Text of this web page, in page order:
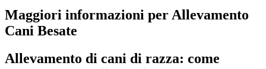
Maggiori informazioni per Allevamento
Cani Besate
Allevamento di cani di razza: come